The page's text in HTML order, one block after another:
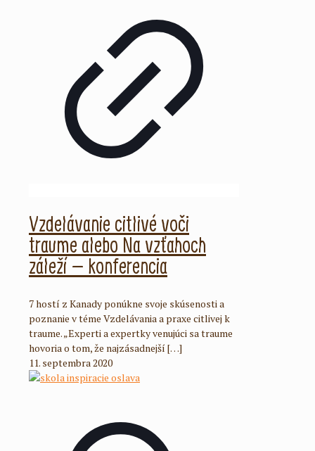
Vzdelávanie citlivé voči
traume alebo Na vzťahoch
záleží – konferencia
7 hostí z Kanady ponúkne svoje skúsenosti a
poznanie v téme Vzdelávania a praxe citlivej k
traume. „Experti a expertky venujúci sa traume
hovoria o tom, že najzásadnejší […]
11. septembra 2020